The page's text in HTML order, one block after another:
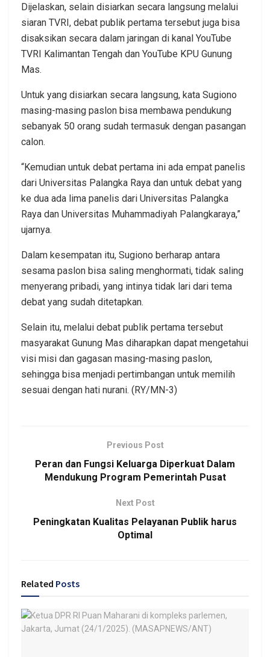
Dijelaskan, selain disiarkan secara langsung melalui
siaran TVRI, debat publik pertama tersebut juga bisa
disaksikan secara dalam jaringan di kanal YouTube
TVRI Kalimantan Tengah dan YouTube KPU Gunung
Mas.
Untuk yang disiarkan secara langsung, kata Sugiono
masing-masing paslon bisa membawa pendukung
sebanyak 50 orang sudah termasuk dengan pasangan
calon.
“Kemudian untuk debat pertama ini ada empat panelis
dari Universitas Palangka Raya dan untuk debat yang
ke dua ada lima panelis dari Universitas Palangka
Raya dan Universitas Muhammadiyah Palangkaraya,”
ujarnya.
Dalam kesempatan itu, Sugiono berharap antara
sesama paslon bisa saling menghormati, tidak saling
menyerang pribadi, yang intinya tidak lari dari tema
debat yang sudah ditetapkan.
Selain itu, melalui debat publik pertama tersebut
masyarakat Gunung Mas diharapkan dapat mengetahui
visi misi dan gagasan masing-masing paslon,
sehingga bisa menjadi pertimbangan untuk memilih
sesuai dengan hati nurani. (RY/MN-3)
Previous Post
Peran dan Fungsi Keluarga Diperkuat Dalam
Mendukung Program Pemerintah Pusat
Next Post
Peningkatan Kualitas Pelayanan Publik harus
Optimal
Related Posts